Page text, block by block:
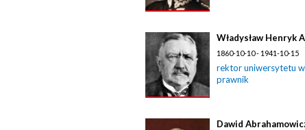
Władysław Henryk
1860-10-10 - 1941-10-15
rektor uniwersytetu
prawnik
Dawid